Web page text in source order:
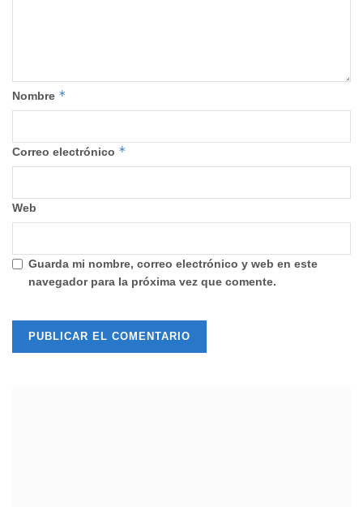
Nombre *
Correo electrónico *
Web
Guarda mi nombre, correo electrónico y web en este
navegador para la próxima vez que comente.